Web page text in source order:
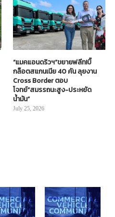
“แมคแอนดริวฯ”ขยายฟลีท!บิ๊
กล็อตสแกนเนีย 40 คัน ลุยงาน
Cross Border ตอบ
โจทย์“สมรรถนะสูง-ประหยัด
น้ำมัน”
July 25, 2026